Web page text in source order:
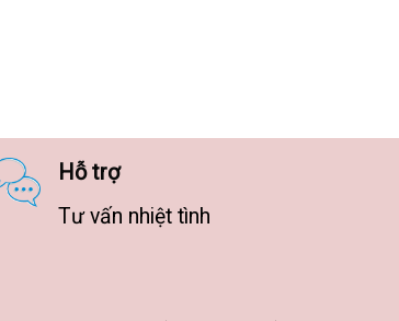
Hỗ trợ
Tư vấn nhiệt tình